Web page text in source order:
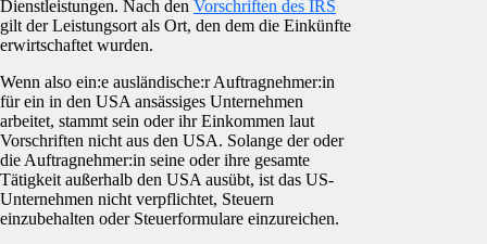
Dienstleistungen. Nach den Vorschriften des IRS
gilt der Leistungsort als Ort, den dem die Einkünfte
erwirtschaftet wurden.
Wenn also ein:e ausländische:r Auftragnehmer:in
für ein in den USA ansässiges Unternehmen
arbeitet, stammt sein oder ihr Einkommen laut
Vorschriften nicht aus den USA. Solange der oder
die Auftragnehmer:in seine oder ihre gesamte
Tätigkeit außerhalb den USA ausübt, ist das US-
Unternehmen nicht verpflichtet, Steuern
einzubehalten oder Steuerformulare einzureichen.